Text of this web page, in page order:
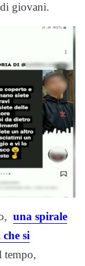
giovani.
una spirale
si
tempo,